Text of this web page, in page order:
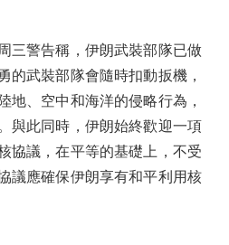
警告稱，伊朗武裝部隊已做
的武裝部隊會隨時扣動扳機，
地、空中和海洋的侵略行為，
與此同時，伊朗始終歡迎一項
協議，在平等的基礎上，不受
議應確保伊朗享有和平利用核